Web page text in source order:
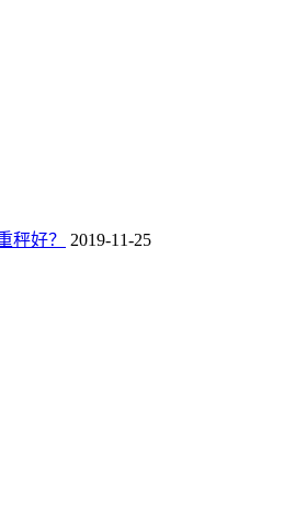
秤好？ 2019-11-25